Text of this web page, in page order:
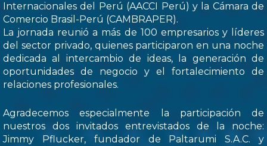
Internacionales del Perú (AACCI Perú) y la Cámara de
Comercio Brasil-Perú (CAMBRAPER).
La jornada reunió a más de 100 empresarios y líderes
del sector privado, quienes participaron en una noche
dedicada al intercambio de ideas, la generación de
oportunidades de negocio y el fortalecimiento de
relaciones profesionales.
Agradecemos especialmente la participación de
nuestros dos invitados entrevistados de la noche:
Jimmy Pflucker, fundador de Paltarumi S.A.C. y